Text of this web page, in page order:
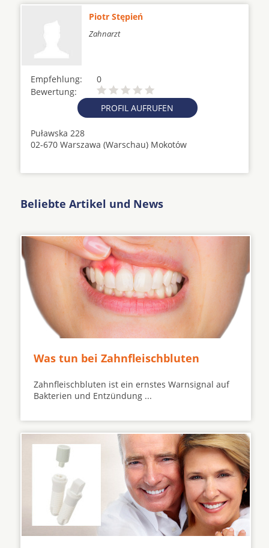
Piotr Stępień
Zahnarzt
Empfehlung:
0
Bewertung:
PROFIL AUFRUFEN
Puławska 228
02-670 Warszawa (Warschau) Mokotów
Beliebte Artikel und News
Was tun bei Zahnfleischbluten
Zahnfleischbluten ist ein ernstes Warnsignal auf
Bakterien und Entzündung ...